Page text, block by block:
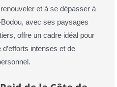
et à se dépasser à
avec ses paysages
offre un cadre idéal pour
intenses et de